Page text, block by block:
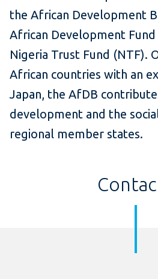
the African Development
African Development Fund
Nigeria Trust Fund (NTF).
African countries with an
Japan, the AfDB
development and the
regional member states.